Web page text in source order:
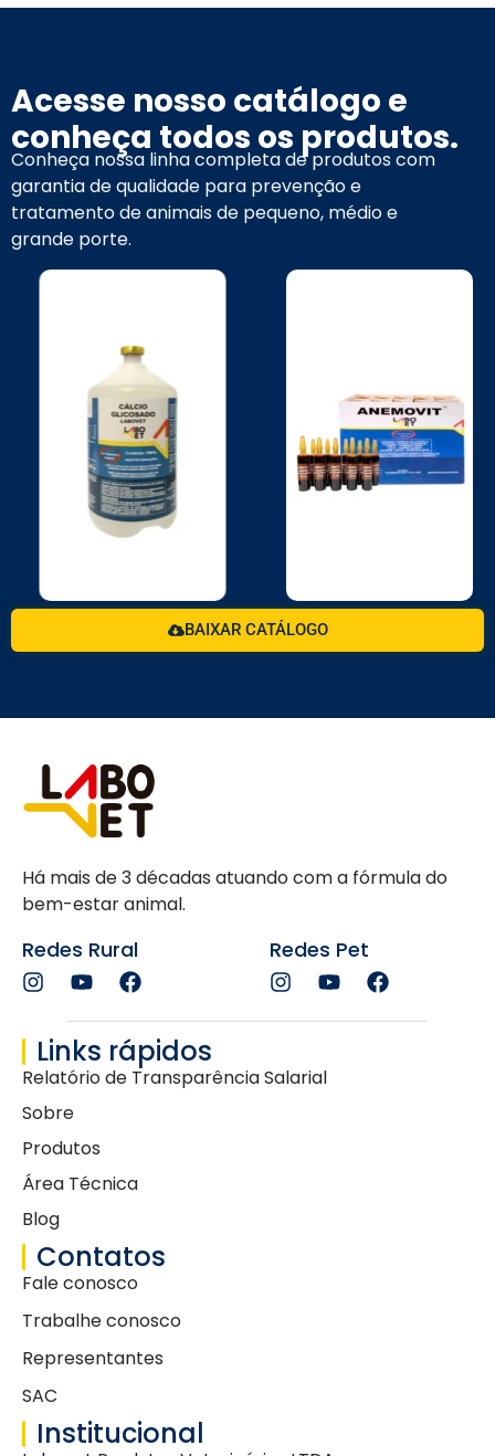
Acesse nosso catálogo e
conheça todos os produtos.
Conheça nossa linha completa de produtos com
garantia de qualidade para prevenção e
tratamento de animais de pequeno, médio e
grande porte.
BAIXAR CATÁLOGO
Há mais de 3 décadas atuando com a fórmula do
bem-estar animal.
Redes Rural Redes Pet
Links rápidos
Relatório de Transparência Salarial
Sobre
Produtos
Área Técnica
Blog
Contatos
Fale conosco
Trabalhe conosco
Representantes
SAC
Institucional